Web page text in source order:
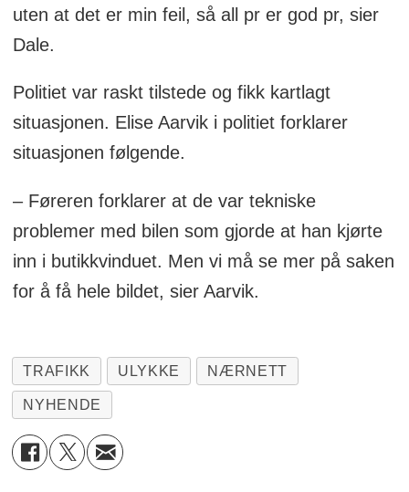
uten at det er min feil, så all pr er god pr, sier
Dale.
Politiet var raskt tilstede og fikk kartlagt
situasjonen. Elise Aarvik i politiet forklarer
situasjonen følgende.
– Føreren forklarer at de var tekniske
problemer med bilen som gjorde at han kjørte
inn i butikkvinduet. Men vi må se mer på saken
for å få hele bildet, sier Aarvik.
TRAFIKK ULYKKE NÆRNETT
NYHENDE